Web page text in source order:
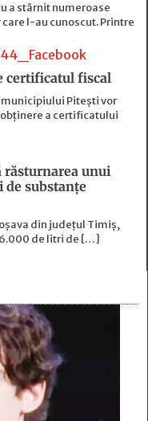
a stârnit numeroase
l-au cunoscut. Printre
certificatul fiscal
Pitești vor
a certificatului
răsturnarea unui
de substanțe
din județul Timiș,
6.000 de litri de […]